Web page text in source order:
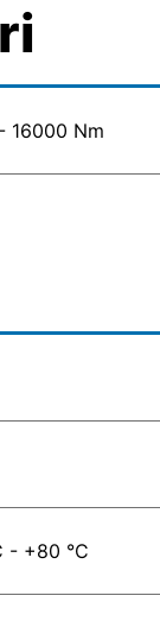
16000 Nm
- +80 °C